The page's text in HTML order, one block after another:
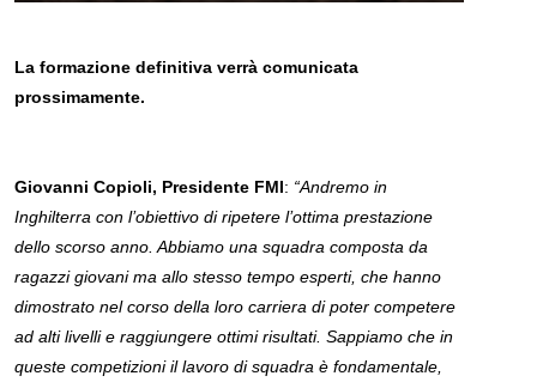
La formazione definitiva verrà comunicata
prossimamente.
Giovanni Copioli, Presidente FMI: “Andremo in
Inghilterra con l’obiettivo di ripetere l’ottima prestazione
dello scorso anno. Abbiamo una squadra composta da
ragazzi giovani ma allo stesso tempo esperti, che hanno
dimostrato nel corso della loro carriera di poter competere
ad alti livelli e raggiungere ottimi risultati. Sappiamo che in
queste competizioni il lavoro di squadra è fondamentale,